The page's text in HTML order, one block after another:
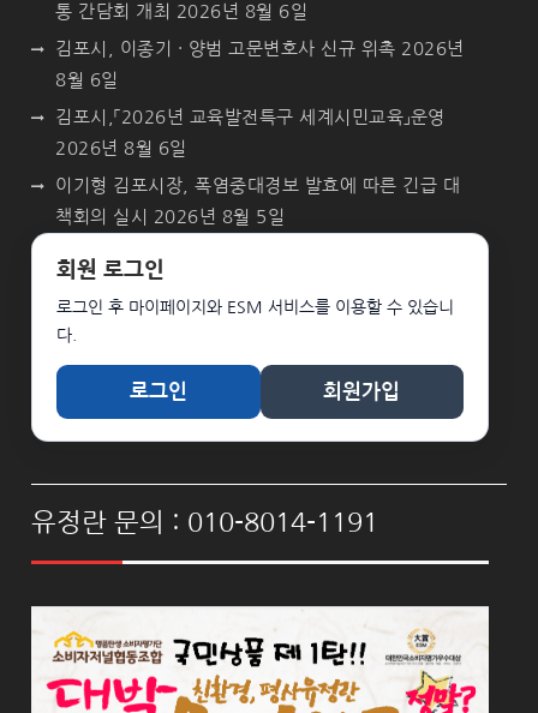
통 간담회 개최
2026년 8월 6일
김포시, 이종기 · 양범 고문변호사 신규 위촉 2026년
8월 6일
김포시,「2026년 교육발전특구 세계시민교육」운영
2026년 8월 6일
이기형 김포시장, 폭염중대경보 발효에 따른 긴급 대
책회의 실시
2026년 8월 5일
회원 로그인
로그인 후 마이페이지와 ESM 서비스를 이용할 수 있습니
다.
로그인 회원가입
유정란 문의 : 010-8014-1191